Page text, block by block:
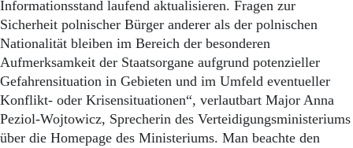
Informationsstand laufend aktualisieren. Fragen zur
Sicherheit polnischer Bürger anderer als der polnischen
Nationalität bleiben im Bereich der besonderen
Aufmerksamkeit der Staatsorgane aufgrund potenzieller
Gefahrensituation in Gebieten und im Umfeld eventueller
Konflikt- oder Krisensituationen“, verlautbart Major Anna
Peziol-Wojtowicz, Sprecherin des Verteidigungsministeriums
über die Homepage des Ministeriums. Man beachte den